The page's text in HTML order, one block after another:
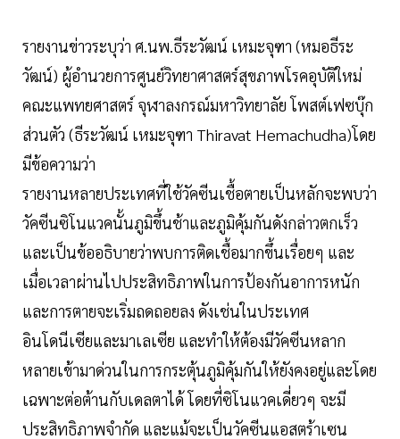
รายงานข่าวระบุว่า ศ.นพ.ธีระวัฒน์ เหมะจุฑา (หมอธีระ
วัฒน์) ผู้อำนวยการศูนย์วิทยาศาสตร์สุขภาพโรคอุบัติใหม่
คณะแพทยศาสตร์ จุฬาลงกรณ์มหาวิทยาลัย โพสต์เฟซบุ๊ก
ส่วนตัว (ธีระวัฒน์ เหมะจุฑา Thiravat Hemachudha)โดย
มีข้อความว่า
รายงานหลายประเทศที่ใช้วัคซีนเชื้อตายเป็นหลักจะพบว่า
วัคซีนซิโนแวคนั้นภูมิขึ้นช้าและภูมิคุ้มกันดังกล่าวตกเร็ว
และเป็นข้ออธิบายว่าพบการติดเชื้อมากขึ้นเรื่อยๆ และ
เมื่อเวลาผ่านไปประสิทธิภาพในการป้องกันอาการหนัก
และการตายจะเริ่มถดถอยลง ดังเช่นในประเทศ
อินโดนีเซียและมาเลเซีย และทำให้ต้องมีวัคซีนหลาก
หลายเข้ามาด่วนในการกระตุ้นภูมิคุ้มกันให้ยังคงอยู่และโดย
เฉพาะต่อต้านกับเดลตาได้ โดยที่ซิโนแวคเดี่ยวๆ จะมี
ประสิทธิภาพจำกัด และแม้จะเป็นวัคซีนแอสตร้าเซน